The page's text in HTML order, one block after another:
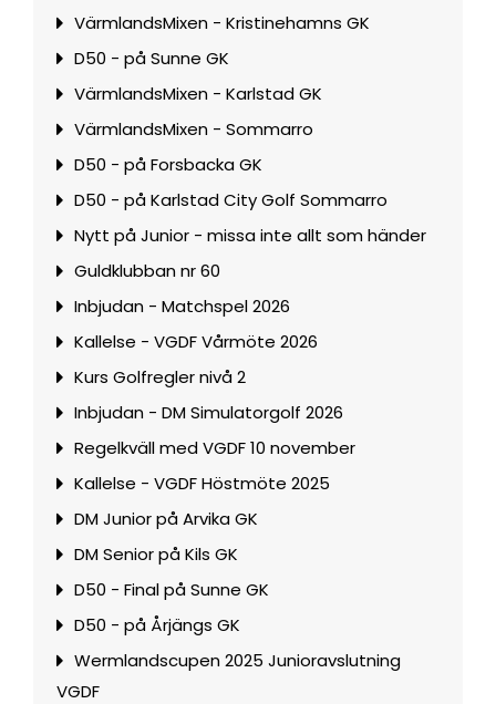
VärmlandsMixen - Kristinehamns GK
D50 - på Sunne GK
VärmlandsMixen - Karlstad GK
VärmlandsMixen - Sommarro
D50 - på Forsbacka GK
D50 - på Karlstad City Golf Sommarro
Nytt på Junior - missa inte allt som händer
Guldklubban nr 60
Inbjudan - Matchspel 2026
Kallelse - VGDF Vårmöte 2026
Kurs Golfregler nivå 2
Inbjudan - DM Simulatorgolf 2026
Regelkväll med VGDF 10 november
Kallelse - VGDF Höstmöte 2025
DM Junior på Arvika GK
DM Senior på Kils GK
D50 - Final på Sunne GK
D50 - på Årjängs GK
Wermlandscupen 2025 Junioravslutning
VGDF